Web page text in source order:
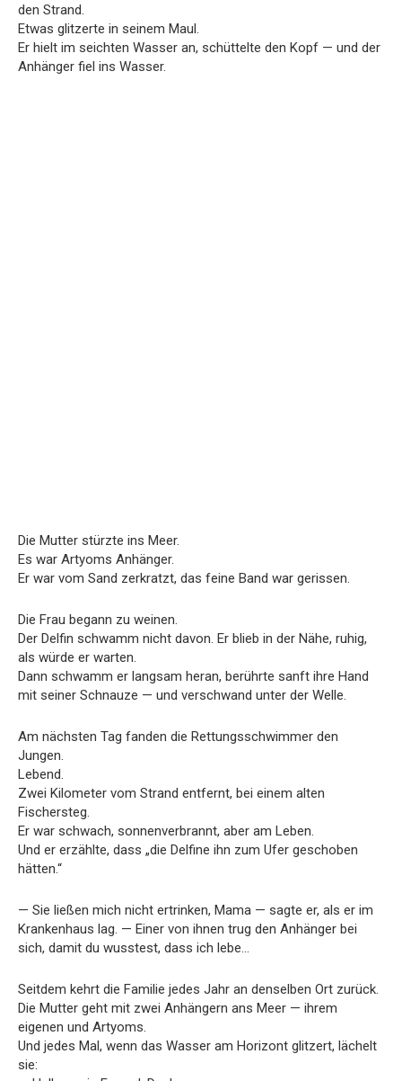
den Strand.
Etwas glitzerte in seinem Maul.
Er hielt im seichten Wasser an, schüttelte den Kopf — und der
Anhänger fiel ins Wasser.
Die Mutter stürzte ins Meer.
Es war Artyoms Anhänger.
Er war vom Sand zerkratzt, das feine Band war gerissen.
Die Frau begann zu weinen.
Der Delfin schwamm nicht davon. Er blieb in der Nähe, ruhig,
als würde er warten.
Dann schwamm er langsam heran, berührte sanft ihre Hand
mit seiner Schnauze — und verschwand unter der Welle.
Am nächsten Tag fanden die Rettungsschwimmer den
Jungen.
Lebend.
Zwei Kilometer vom Strand entfernt, bei einem alten
Fischersteg.
Er war schwach, sonnenverbrannt, aber am Leben.
Und er erzählte, dass „die Delfine ihn zum Ufer geschoben
hätten.“
— Sie ließen mich nicht ertrinken, Mama — sagte er, als er im
Krankenhaus lag. — Einer von ihnen trug den Anhänger bei
sich, damit du wusstest, dass ich lebe…
Seitdem kehrt die Familie jedes Jahr an denselben Ort zurück.
Die Mutter geht mit zwei Anhängern ans Meer — ihrem
eigenen und Artyoms.
Und jedes Mal, wenn das Wasser am Horizont glitzert, lächelt
sie: